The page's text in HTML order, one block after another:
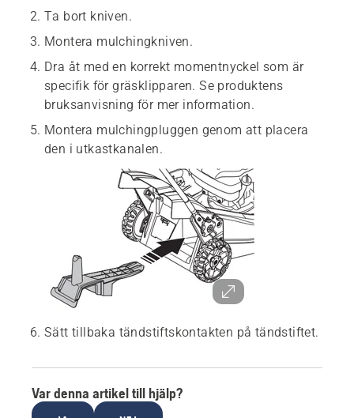
Ta bort kniven.
Montera mulchingkniven.
Dra åt med en korrekt momentnyckel som är
specifik för gräsklipparen. Se produktens
bruksanvisning för mer information.
Montera mulchingpluggen genom att placera
den i utkastkanalen.
Sätt tillbaka tändstiftskontakten på tändstiftet.
Var denna artikel till hjälp?